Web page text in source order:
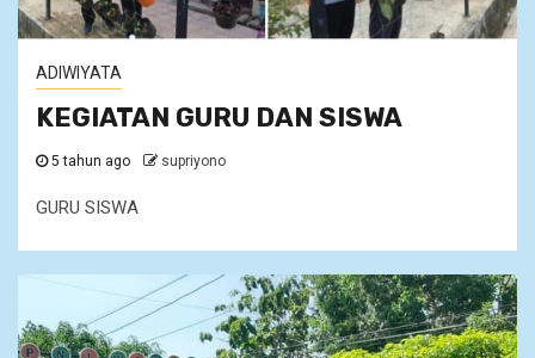
ADIWIYATA
KEGIATAN GURU DAN SISWA
5 tahun ago supriyono
GURU SISWA